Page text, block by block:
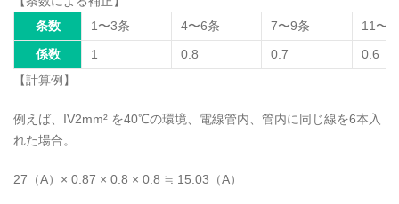
条数
1〜3条 4〜6条 7〜9条
11〜
係数
1 0.8 0.7
0.6
【計算例】
例えば、IV2mm² を40℃の環境、電線管内、管内に同じ線を6本入
れた場合。
27（A）× 0.87 × 0.8 × 0.8 ≒ 15.03（A）